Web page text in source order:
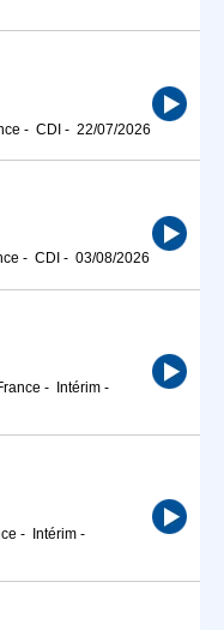
- CDI - 22/07/2026
- CDI - 03/08/2026
- Intérim -
- Intérim -